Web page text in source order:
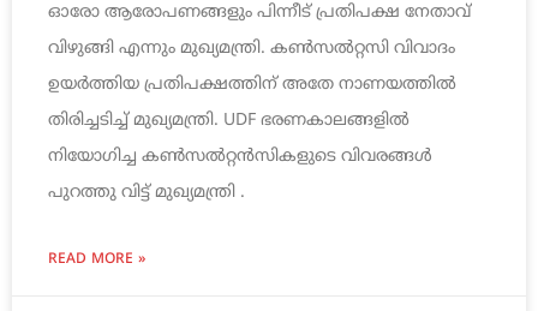
ഓരോ ആരോപണങ്ങളും പിന്നീട് പ്രതിപക്ഷ നേതാവ്
വിഴുങ്ങി എന്നും മുഖ്യമന്ത്രി. കൺസൽറ്റസി വിവാദം
ഉയർത്തിയ പ്രതിപക്ഷത്തിന് അതേ നാണയത്തിൽ
തിരിച്ചടിച്ച് മുഖ്യമന്ത്രി. UDF ഭരണകാലങ്ങളിൽ
നിയോഗിച്ച കൺസൽറ്റൻസികളുടെ വിവരങ്ങൾ
പുറത്തു വിട്ട് മുഖ്യമന്ത്രി .
READ MORE »